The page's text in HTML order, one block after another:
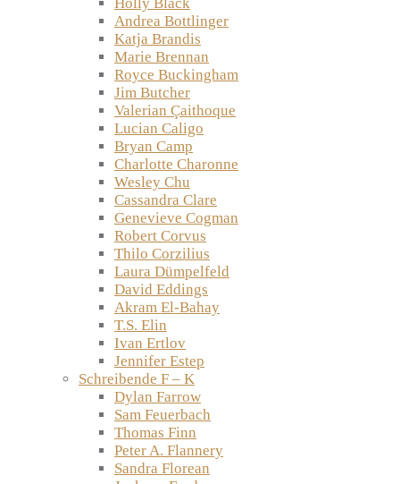
Andrea Bottlinger
Katja Brandis
Marie Brennan
Royce Buckingham
Jim Butcher
Valerian Çaithoque
Lucian Caligo
Bryan Camp
Charlotte Charonne
Wesley Chu
Cassandra Clare
Genevieve Cogman
Robert Corvus
Thilo Corzilius
Laura Dümpelfeld
David Eddings
Akram El-Bahay
T.S. Elin
Ivan Ertlov
Jennifer Estep
Schreibende F – K
Dylan Farrow
Sam Feuerbach
Thomas Finn
Peter A. Flannery
Sandra Florean